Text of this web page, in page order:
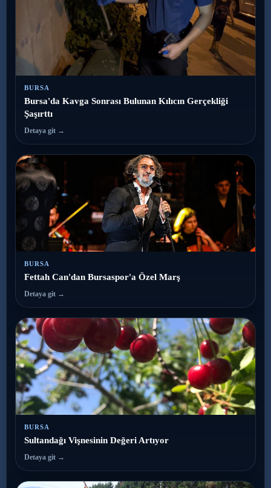
BURSA
Bursa'da Kavga Sonrası Bulunan Kılıcın Gerçekliği
Şaşırttı
Detaya git →
BURSA
Fettah Can'dan Bursaspor'a Özel Marş
Detaya git →
BURSA
Sultandağı Vişnesinin Değeri Artıyor
Detaya git →